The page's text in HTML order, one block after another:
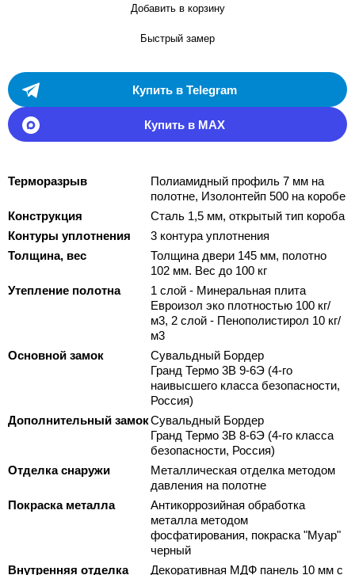
Добавить в корзину
Быстрый замер
Купить в Telegram
Купить в MAX
Терморазрыв
Полиамидный профиль 7 мм на
полотне, Изолонтейп 500 на коробе
Конструкция
Сталь 1,5 мм, открытый тип короба
Контуры уплотнения
3 контура уплотнения
Толщина, вес
Толщина двери 145 мм, полотно
102 мм. Вес до 100 кг
Утепление полотна
1 слой - Минеральная плита
Евроизол эко плотностью 100 кг/
м3, 2 слой - Пенополистирол 10 кг/
м3
Основной замок
Сувальдный Бордер
Гранд Термо 3В 9-6Э (4-го
наивысшего класса безопасности,
Россия)
Дополнительный замокСувальдный Бордер
Гранд Термо 3В 8-6Э (4-го класса
безопасности, Россия)
Отделка снаружи
Металлическая отделка методом
давления на полотне
Покраска металла
Антикоррозийная обработка
металла методом
фосфатирования, покраска "Муар"
черный
Внутренняя отделка
Декоративная МДФ панель 10 мм с